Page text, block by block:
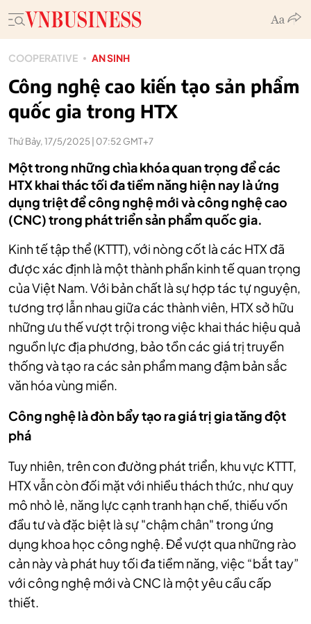
COOPERATIVE AN SINH
Công nghệ cao kiến tạo sản phẩm
quốc gia trong HTX
Thứ Bảy, 17/5/2025 | 07:52 GMT+7
Một trong những chìa khóa quan trọng để các
HTX khai thác tối đa tiềm năng hiện nay là ứng
dụng triệt để công nghệ mới và công nghệ cao
(CNC) trong phát triển sản phẩm quốc gia.
Kinh tế tập thể (KTTT), với nòng cốt là các HTX đã
được xác định là một thành phần kinh tế quan trọng
của Việt Nam. Với bản chất là sự hợp tác tự nguyện,
tương trợ lẫn nhau giữa các thành viên, HTX sở hữu
những ưu thế vượt trội trong việc khai thác hiệu quả
nguồn lực địa phương, bảo tồn các giá trị truyền
thống và tạo ra các sản phẩm mang đậm bản sắc
văn hóa vùng miền.
Công nghệ là đòn bẩy tạo ra giá trị gia tăng đột
phá
Tuy nhiên, trên con đường phát triển, khu vực KTTT,
HTX vẫn còn đối mặt với nhiều thách thức, như quy
mô nhỏ lẻ, năng lực cạnh tranh hạn chế, thiếu vốn
đầu tư và đặc biệt là sự "chậm chân" trong ứng
dụng khoa học công nghệ. Để vượt qua những rào
cản này và phát huy tối đa tiềm năng, việc “bắt tay”
với công nghệ mới và CNC là một yêu cầu cấp
thiết.